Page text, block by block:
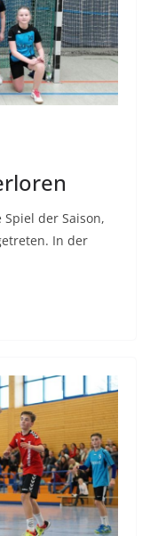
der Saison,
In der